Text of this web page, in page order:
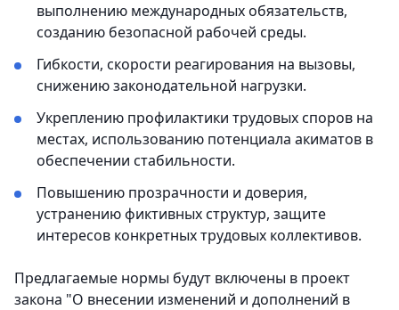
выполнению международных обязательств,
созданию безопасной рабочей среды.
Гибкости, скорости реагирования на вызовы,
снижению законодательной нагрузки.
Укреплению профилактики трудовых споров на
местах, использованию потенциала акиматов в
обеспечении стабильности.
Повышению прозрачности и доверия,
устранению фиктивных структур, защите
интересов конкретных трудовых коллективов.
Предлагаемые нормы будут включены в проект
закона "О внесении изменений и дополнений в